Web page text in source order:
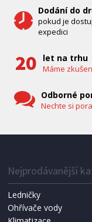
NÁHRADNÍ SÁČKY DO
Koma KRA-
Dodání do
pokud je
expedici
let na trhu
Máme
Odborné
Nechte si
Nejprodávanější
Ledničky
Ohřívače vody